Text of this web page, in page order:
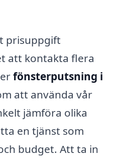
prisuppgift
att kontakta flera
fönsterputsning i
att använda vår
jämföra olika
en tjänst som
budget. Att ta in